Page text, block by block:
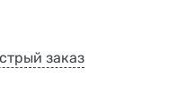
заказ